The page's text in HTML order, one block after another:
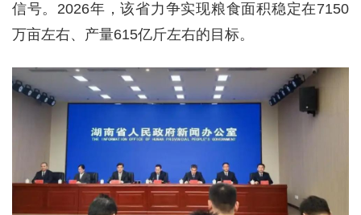
信号。2026年，该省力争实现粮食面积稳定在7150
万亩左右、产量615亿斤左右的目标。